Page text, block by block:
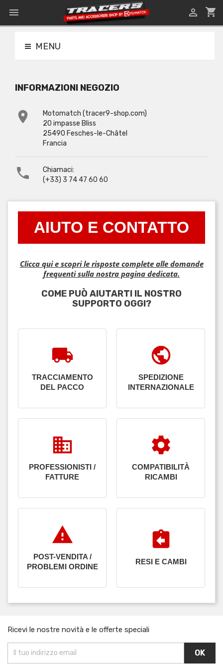
 shopping_cart

MENU
INFORMAZIONI NEGOZIO

Motomatch (tracer9-shop.com)
20 impasse Bliss
25490 Fesches-le-Châtel
Francia

Chiamaci:
(+33) 3 74 47 60 60
AIUTO E CONTATTO
Clicca qui e scopri le risposte complete alle domande
frequenti sulla nostra pagina dedicata.
COME PUÒ AIUTARTI IL NOSTRO
SUPPORTO OGGI?
local_shipping
TRACCIAMENTO
DEL PACCO
public
SPEDIZIONE
INTERNAZIONALE
business
PROFESSIONISTI /
FATTURE
settings
COMPATIBILITÀ
RICAMBI
report_problem
POST-VENDITA /
PROBLEMI ORDINE
assignment_return
RESI E CAMBI
Ricevi le nostre novità e le offerte speciali